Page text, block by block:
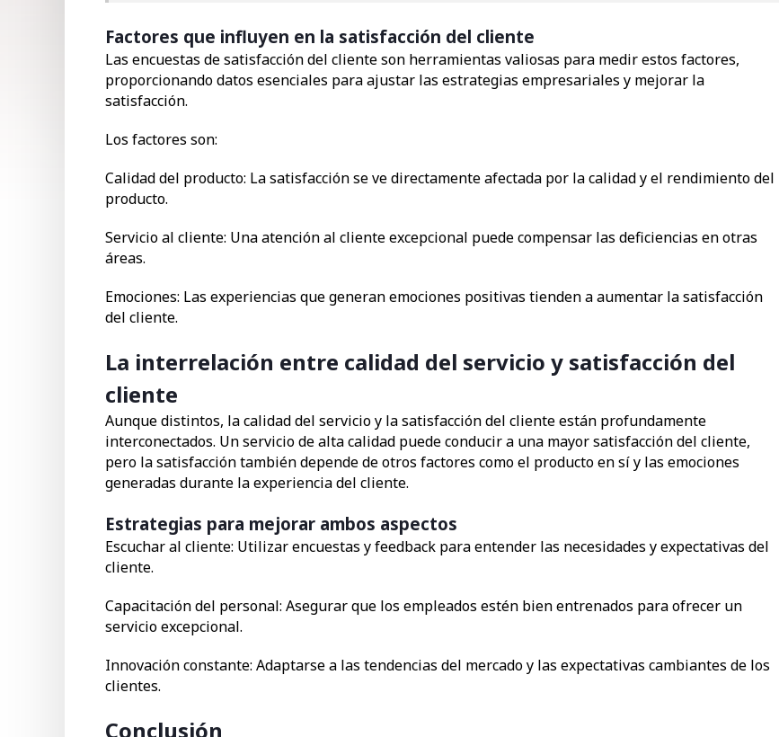
Factores que influyen en la satisfacción del cliente
Las encuestas de satisfacción del cliente son herramientas valiosas para medir estos factores,
proporcionando datos esenciales para ajustar las estrategias empresariales y mejorar la
satisfacción.
Los factores son:
Calidad del producto: La satisfacción se ve directamente afectada por la calidad y el rendimiento del
producto.
Servicio al cliente: Una atención al cliente excepcional puede compensar las deficiencias en otras
áreas.
Emociones: Las experiencias que generan emociones positivas tienden a aumentar la satisfacción
del cliente.
La interrelación entre calidad del servicio y satisfacción del
cliente
Aunque distintos, la calidad del servicio y la satisfacción del cliente están profundamente
interconectados. Un servicio de alta calidad puede conducir a una mayor satisfacción del cliente,
pero la satisfacción también depende de otros factores como el producto en sí y las emociones
generadas durante la experiencia del cliente.
Estrategias para mejorar ambos aspectos
Escuchar al cliente: Utilizar encuestas y feedback para entender las necesidades y expectativas del
cliente.
Capacitación del personal: Asegurar que los empleados estén bien entrenados para ofrecer un
servicio excepcional.
Innovación constante: Adaptarse a las tendencias del mercado y las expectativas cambiantes de los
clientes.
Conclusión